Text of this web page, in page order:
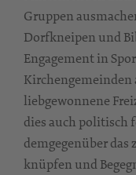
Gruppen
Dorfkneipen und
Engagement in
liebgewonnene
dies auch politisch
demgegenüber das
knüpfen und